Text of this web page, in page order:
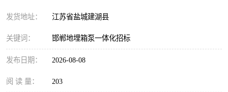
发货地址： 江苏省盐城建湖县
关键词： 邯郸地埋箱泵一体化招标
发布日期： 2026-08-08
阅 读 量： 203